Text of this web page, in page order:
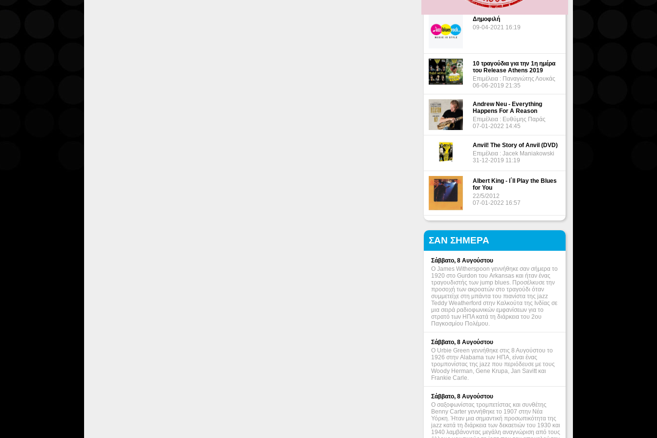
Δημοφιλή
09-04-2021 16:19
10 τραγούδια για την 1η ημέρα
του Release Athens 2019
Επιμέλεια : Παναγιώτης Λουκάς
06-06-2019 21:35
Andrew Neu - Everything
Happens For A Reason
Επιμέλεια : Ευθύμης Παράς
07-01-2022 14:45
Anvil! The Story of Anvil (DVD)
Επιμέλεια : Jacek Maniakowski
31-12-2019 11:19
Albert King - I΄ll Play the Blues
for You
22/5/2012
07-01-2022 16:57
ΣΑΝ ΣΗΜΕΡΑ
Σάββατο, 8 Αυγούστου
Ο James Witherspoon γεννήθηκε σαν σήμερα το
1920 στο Gurdon του Arkansas και ήταν ένας
τραγουδιστής των jump blues. Προσέλκυσε την
προσοχή των ακροατών στο τραγούδι όταν
συμμετείχε στη μπάντα του πιανίστα της jazz
Teddy Weatherford στην Καλκούτα της Ινδίας σε
μια σειρά ραδιοφωνικών εμφανίσεων για το
στρατό των ΗΠΑ κατά τη διάρκεια του 2ου
Παγκοσμίου Πολέμου.
Σάββατο, 8 Αυγούστου
Ο Urbie Green γεννήθηκε στις 8 Αυγούστου το
1926 στην Alabama των ΗΠΑ, είναι ένας
τρομπονίστας της jazz που περιόδευσε με τους
Woody Herman, Gene Krupa, Jan Savitt και
Frankie Carle.
Σάββατο, 8 Αυγούστου
Ο σαξοφωνίστας τρομπετίστας και συνθέτης
Benny Carter γεννήθηκε το 1907 στην Νέα
Υόρκη. Ήταν μια σημαντική προσωπικότητα της
jazz κατά τη διάρκεια των δεκαετιών του 1930 και
1940 λαμβάνοντας μεγάλη αναγνώριση από τους